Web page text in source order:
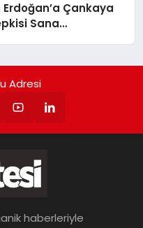
Erdoğan’a Çankaya
Sana
Adresi
haberleriyle